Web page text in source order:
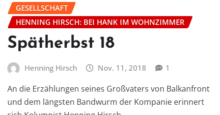
GESELLSCHAFT
HENNING HIRSCH: BEI HANK IM WOHNZIMMER
Spätherbst 18
Henning Hirsch Nov. 11, 2018 1
An die Erzählungen seines Großvaters von Balkanfront
und dem längsten Bandwurm der Kompanie erinnert